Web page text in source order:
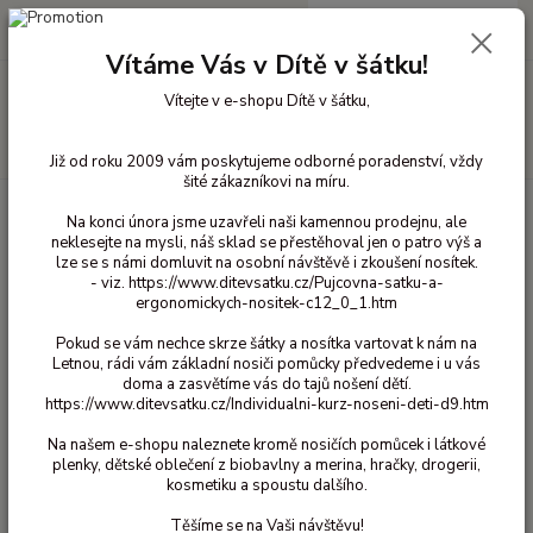
+420 603 818 836
0 Kč
vlněný Popolini - Antracit L
Nákrčník vlněný Popolini -
Antracit L
- 25 %
Ohodnotit produkt
Vítáme Vás v Dítě v šátku!
Vítejte v e-shopu Dítě v šátku,
Již od roku 2009 vám poskytujeme odborné poradenství, vždy
šité zákazníkovi na míru.
Na konci února jsme uzavřeli naši kamennou prodejnu, ale
neklesejte na mysli, náš sklad se přestěhoval jen o patro výš a
lze se s námi domluvit na osobní návštěvě i zkoušení nosítek.
- viz. https://www.ditevsatku.cz/Pujcovna-satku-a-
ergonomickych-nositek-c12_0_1.htm
Pokud se vám nechce skrze šátky a nosítka vartovat k nám na
Letnou, rádi vám základní nosiči pomůcky předvedeme i u vás
doma a zasvětíme vás do tajů nošení dětí.
https://www.ditevsatku.cz/Individualni-kurz-noseni-deti-d9.htm
Na našem e-shopu naleznete kromě nosičích pomůcek i látkové
plenky, dětské oblečení z biobavlny a merina, hračky, drogerii,
kosmetiku a spoustu dalšího.
Těšíme se na Vaši návštěvu!